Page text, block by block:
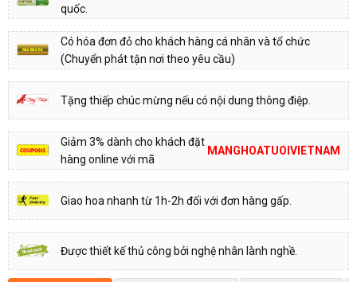
quốc.
Có hóa đơn đỏ cho khách hàng cá nhân và tổ chức
(Chuyển phát tận nơi theo yêu cầu)
Tặng thiếp chúc mừng nếu có nội dung thông điệp.
Giảm 3% dành cho khách đặt
hàng online với mã
MANGHOATUOIVIETNAM
Giao hoa nhanh từ 1h-2h đối với đơn hàng gấp.
Được thiết kế thủ công bởi nghệ nhân lành nghề.